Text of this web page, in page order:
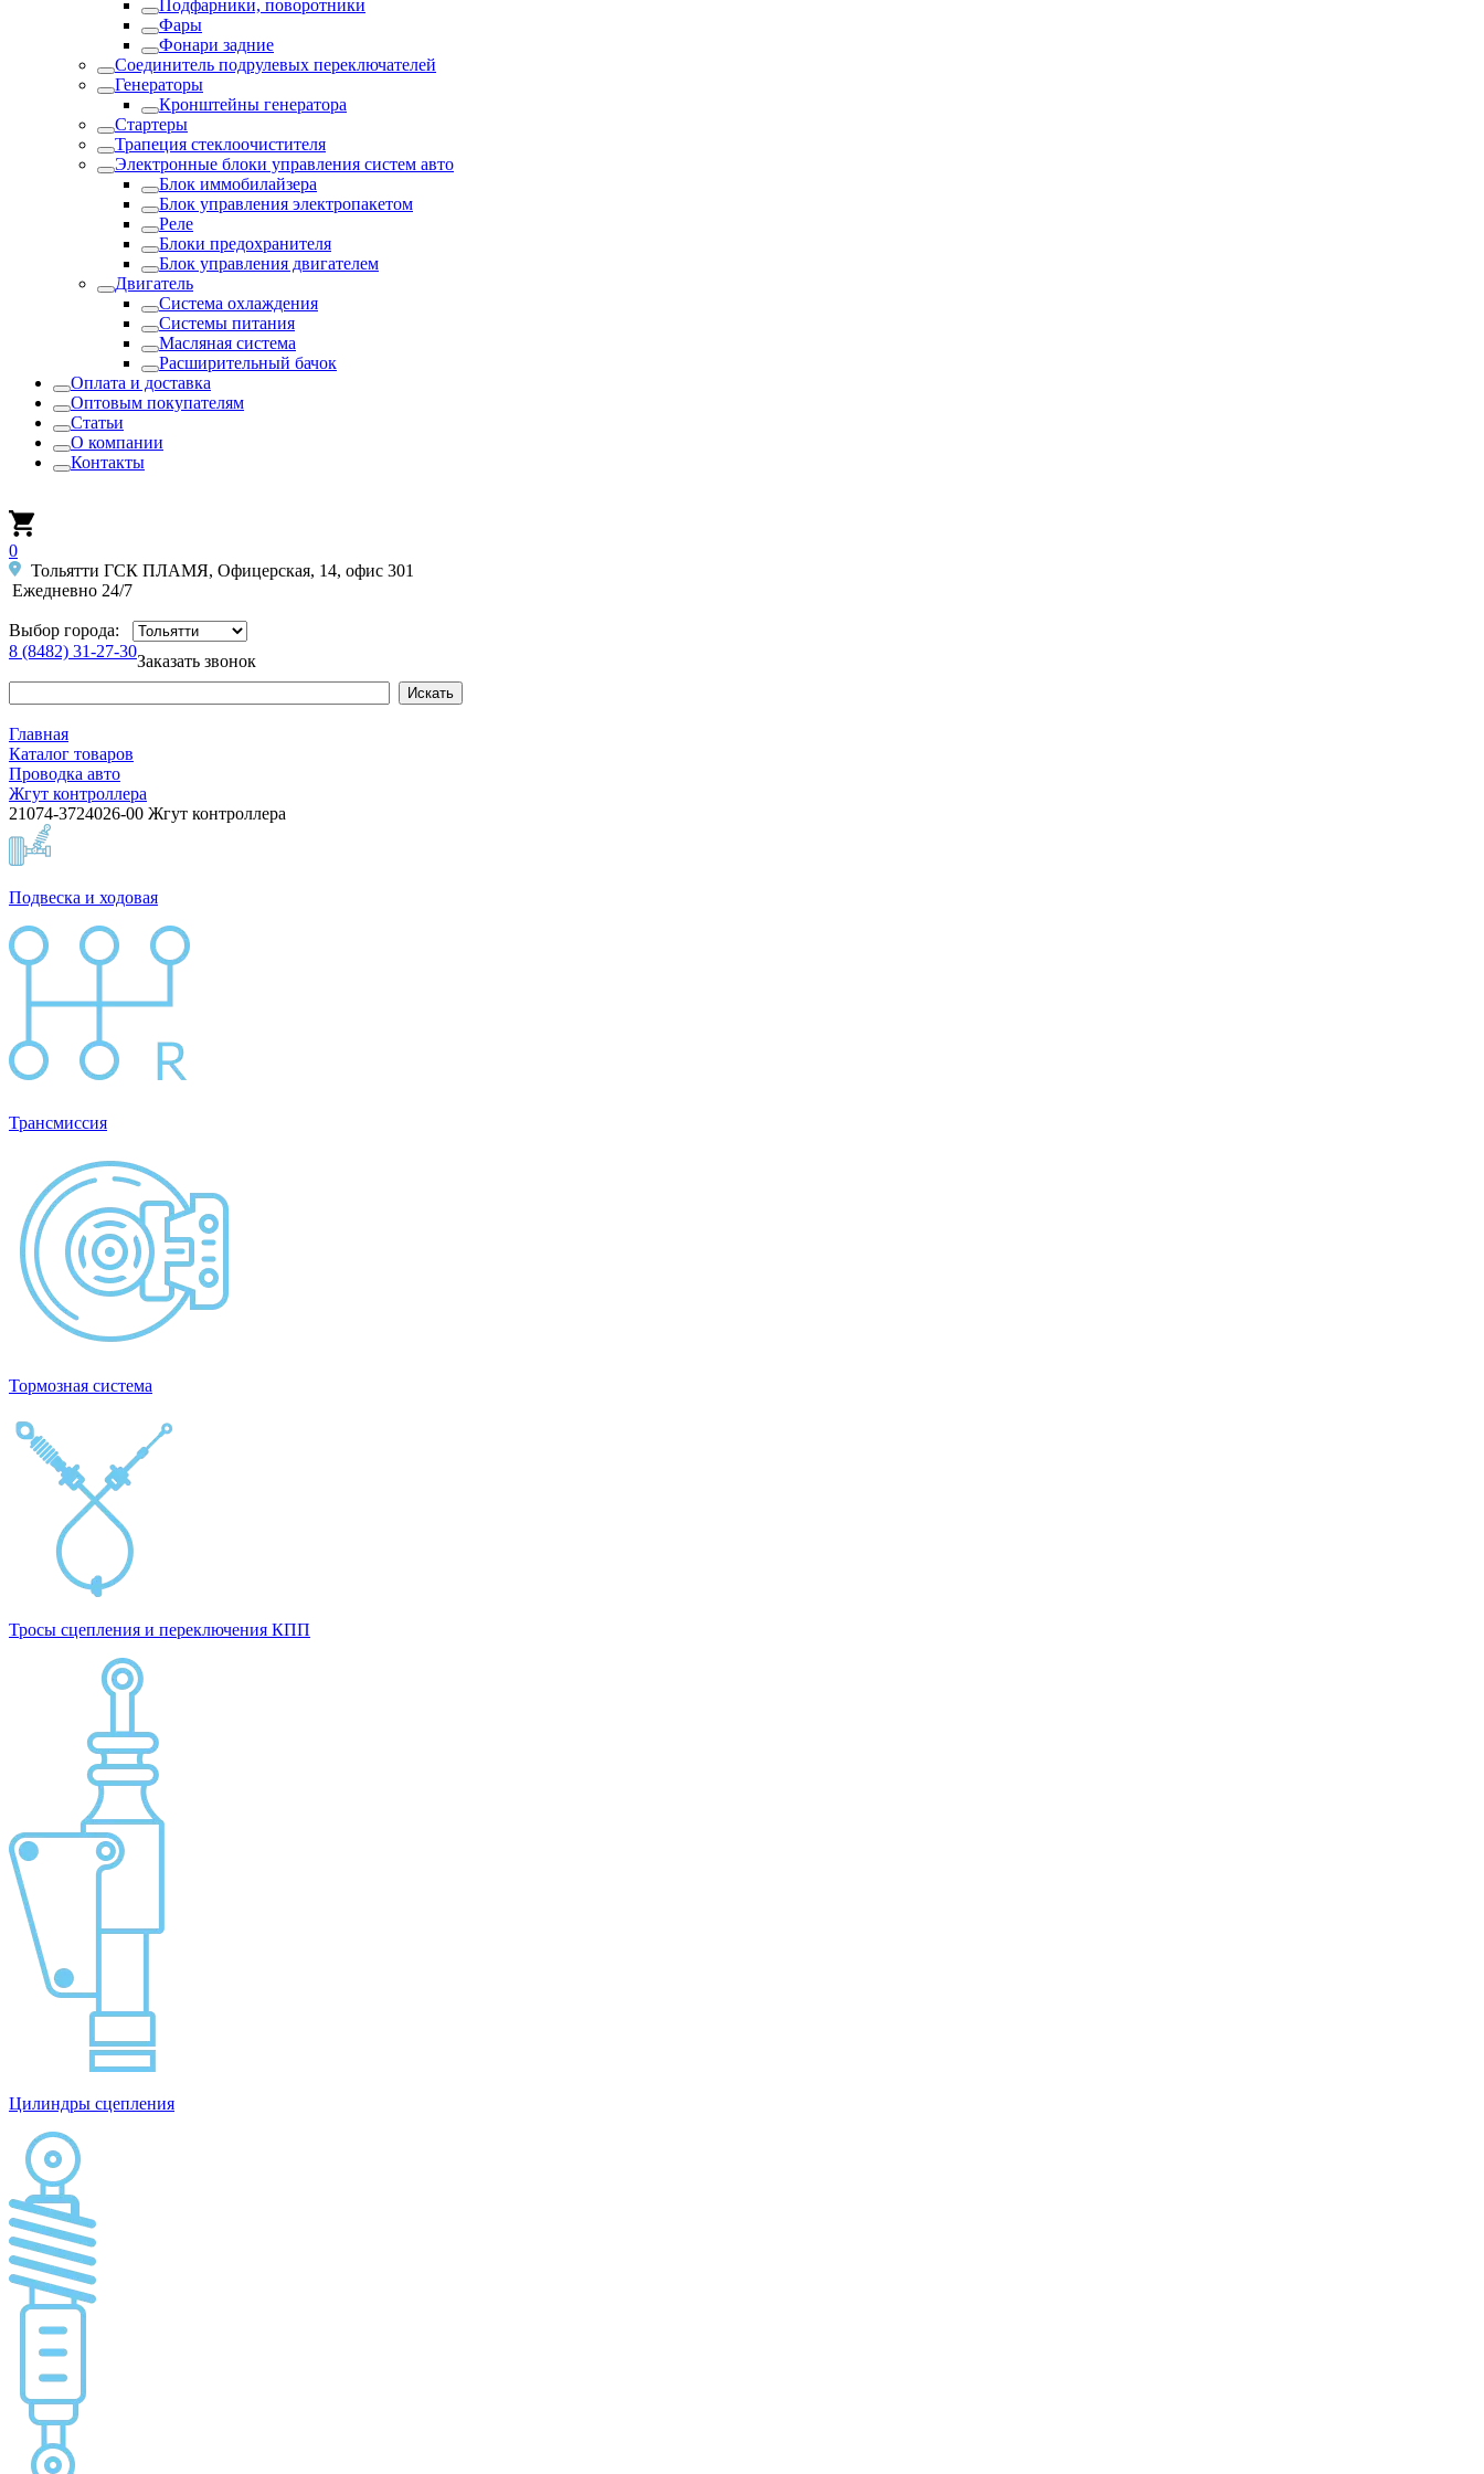
Подфарники, поворотники
Фары
Фонари задние
Соединитель подрулевых переключателей
Генераторы
Кронштейны генератора
Стартеры
Трапеция стеклоочистителя
Электронные блоки управления систем авто
Блок иммобилайзера
Блок управления электропакетом
Реле
Блоки предохранителя
Блок управления двигателем
Двигатель
Система охлаждения
Системы питания
Масляная система
Расширительный бачок
Оплата и доставка
Оптовым покупателям
Статьи
О компании
Контакты
0
Тольятти ГСК ПЛАМЯ, Офицерская, 14, офис 301
Ежедневно 24/7
Выбор города:
8 (8482) 31-27-30
Заказать звонок
Главная
Каталог товаров
Проводка авто
Жгут контроллера
21074-3724026-00 Жгут контроллера
Подвеска и ходовая
Трансмиссия
Тормозная система
Тросы сцепления и переключения КПП
Цилиндры сцепления